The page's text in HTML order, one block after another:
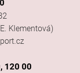
Klementová)
120 00